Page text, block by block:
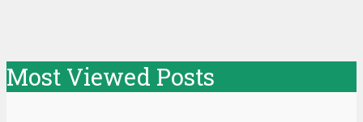
Most Viewed Posts